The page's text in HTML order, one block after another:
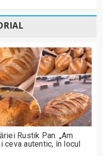
Rustik Pan: „Am
ceva autentic, în locul